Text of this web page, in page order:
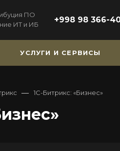
ПО
ИТ и ИБ
+998 98 366-
УСЛУГИ И СЕРВИСЫ
— 1С-Битрикс: «Бизнес»